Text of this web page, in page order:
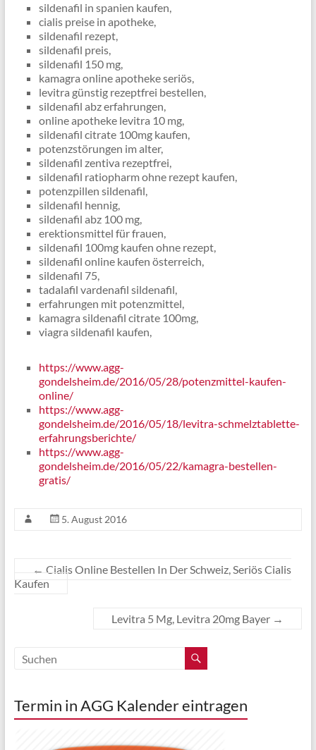
sildenafil in spanien kaufen,
cialis preise in apotheke,
sildenafil rezept,
sildenafil preis,
sildenafil 150 mg,
kamagra online apotheke seriös,
levitra günstig rezeptfrei bestellen,
sildenafil abz erfahrungen,
online apotheke levitra 10 mg,
sildenafil citrate 100mg kaufen,
potenzstörungen im alter,
sildenafil zentiva rezeptfrei,
sildenafil ratiopharm ohne rezept kaufen,
potenzpillen sildenafil,
sildenafil hennig,
sildenafil abz 100 mg,
erektionsmittel für frauen,
sildenafil 100mg kaufen ohne rezept,
sildenafil online kaufen österreich,
sildenafil 75,
tadalafil vardenafil sildenafil,
erfahrungen mit potenzmittel,
kamagra sildenafil citrate 100mg,
viagra sildenafil kaufen,
https://www.agg-
gondelsheim.de/2016/05/28/potenzmittel-kaufen-
online/
https://www.agg-
gondelsheim.de/2016/05/18/levitra-schmelztablette-
erfahrungsberichte/
https://www.agg-
gondelsheim.de/2016/05/22/kamagra-bestellen-
gratis/
5. August 2016
← Cialis Online Bestellen In Der Schweiz, Seriös Cialis
Kaufen
Levitra 5 Mg, Levitra 20mg Bayer →
Termin in AGG Kalender eintragen